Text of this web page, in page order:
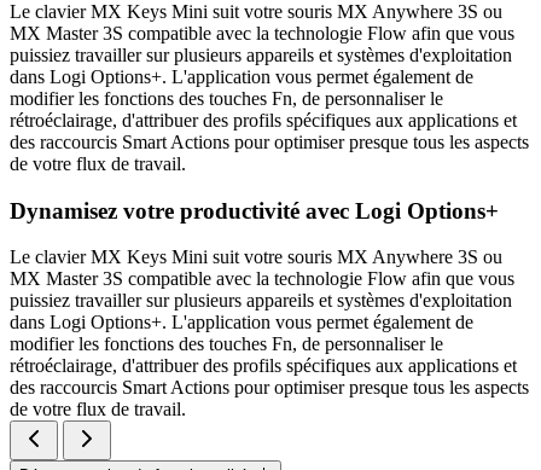
Le clavier MX Keys Mini suit votre souris MX Anywhere 3S ou
MX Master 3S compatible avec la technologie Flow afin que vous
puissiez travailler sur plusieurs appareils et systèmes d'exploitation
dans Logi Options+. L'application vous permet également de
modifier les fonctions des touches Fn, de personnaliser le
rétroéclairage, d'attribuer des profils spécifiques aux applications et
des raccourcis Smart Actions pour optimiser presque tous les aspects
de votre flux de travail.
Dynamisez votre productivité avec Logi Options+
Le clavier MX Keys Mini suit votre souris MX Anywhere 3S ou
MX Master 3S compatible avec la technologie Flow afin que vous
puissiez travailler sur plusieurs appareils et systèmes d'exploitation
dans Logi Options+. L'application vous permet également de
modifier les fonctions des touches Fn, de personnaliser le
rétroéclairage, d'attribuer des profils spécifiques aux applications et
des raccourcis Smart Actions pour optimiser presque tous les aspects
de votre flux de travail.